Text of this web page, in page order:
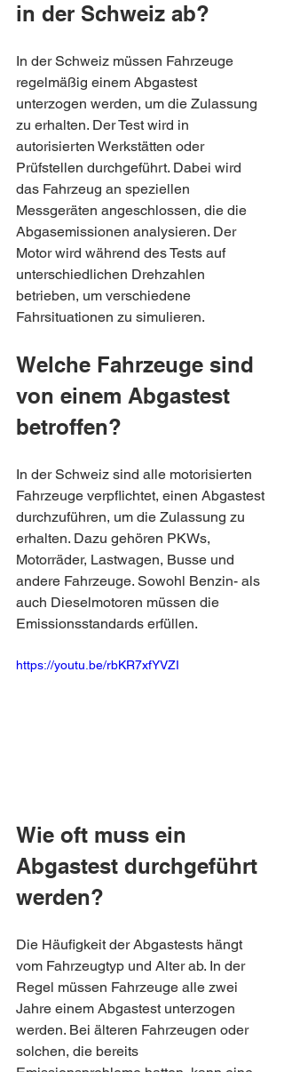
in der Schweiz ab?
In der Schweiz müssen Fahrzeuge
regelmäßig einem Abgastest
unterzogen werden, um die Zulassung
zu erhalten. Der Test wird in
autorisierten Werkstätten oder
Prüfstellen durchgeführt. Dabei wird
das Fahrzeug an speziellen
Messgeräten angeschlossen, die die
Abgasemissionen analysieren. Der
Motor wird während des Tests auf
unterschiedlichen Drehzahlen
betrieben, um verschiedene
Fahrsituationen zu simulieren.
Welche Fahrzeuge sind
von einem Abgastest
betroffen?
In der Schweiz sind alle motorisierten
Fahrzeuge verpflichtet, einen Abgastest
durchzuführen, um die Zulassung zu
erhalten. Dazu gehören PKWs,
Motorräder, Lastwagen, Busse und
andere Fahrzeuge. Sowohl Benzin- als
auch Dieselmotoren müssen die
Emissionsstandards erfüllen.
https://youtu.be/rbKR7xfYVZI
Wie oft muss ein
Abgastest durchgeführt
werden?
Die Häufigkeit der Abgastests hängt
vom Fahrzeugtyp und Alter ab. In der
Regel müssen Fahrzeuge alle zwei
Jahre einem Abgastest unterzogen
werden. Bei älteren Fahrzeugen oder
solchen, die bereits